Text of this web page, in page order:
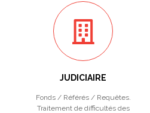
JUDICIAIRE
Fonds / Référés / Requêtes.
Traitement de difficultés des